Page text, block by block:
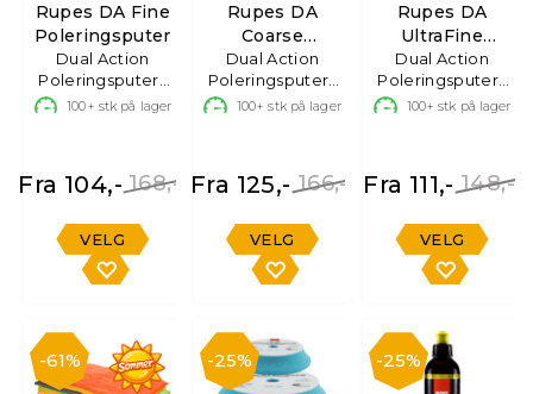
Rupes DA Fine
Poleringsputer
Dual Action
Poleringsputer i
skum
100+ stk på lager
168,-
Fra 104,-
VELG
Rupes DA
Coarse
Poleringsputer
Dual Action
Poleringsputer i
skum
100+ stk på lager
166,-
Fra 125,-
VELG
Rupes DA
UltraFine
Poleringsputer
Dual Action
Poleringsputer i
skum
100+ stk på lager
148,-
Fra 111,-
VELG
61% 25% 25%